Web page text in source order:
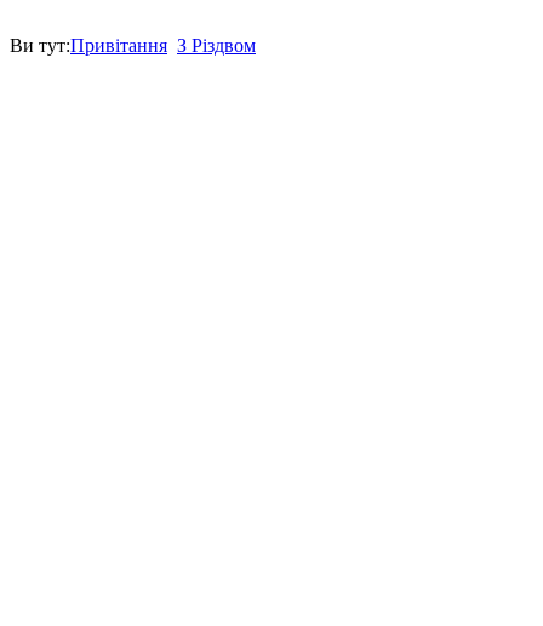
Ви тут:Привітання З Різдвом